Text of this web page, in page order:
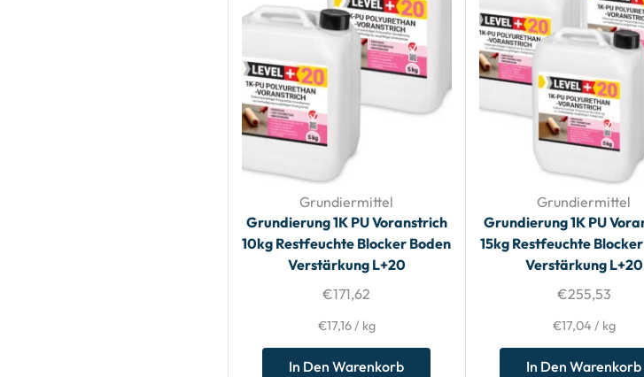
Grundiermittel
Grundierung 1K PU Voranstrich
10kg Restfeuchte Blocker Boden
Verstärkung L+20
€171,62
€17,16/ kg
In Den Warenkorb
Grundiermittel
Grundierung 1K PU
15kg Restfeuchte
Verstärkung L+20
€255,53
€17,04 / kg
In Den Warenkorb